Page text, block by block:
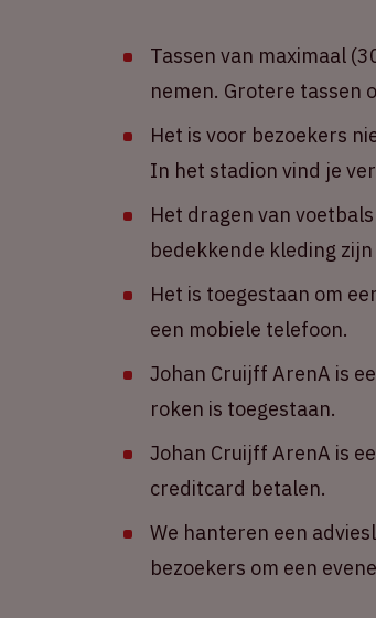
Tassen van maximaal
nemen. Grotere tassen
Het is voor bezoekers
In het stadion vind je
Het dragen van
bedekkende kleding
Het is toegestaan om
een mobiele telefoon.
Johan Cruijff ArenA is
roken is toegestaan.
Johan Cruijff ArenA is
creditcard betalen.
We hanteren een
bezoekers om een